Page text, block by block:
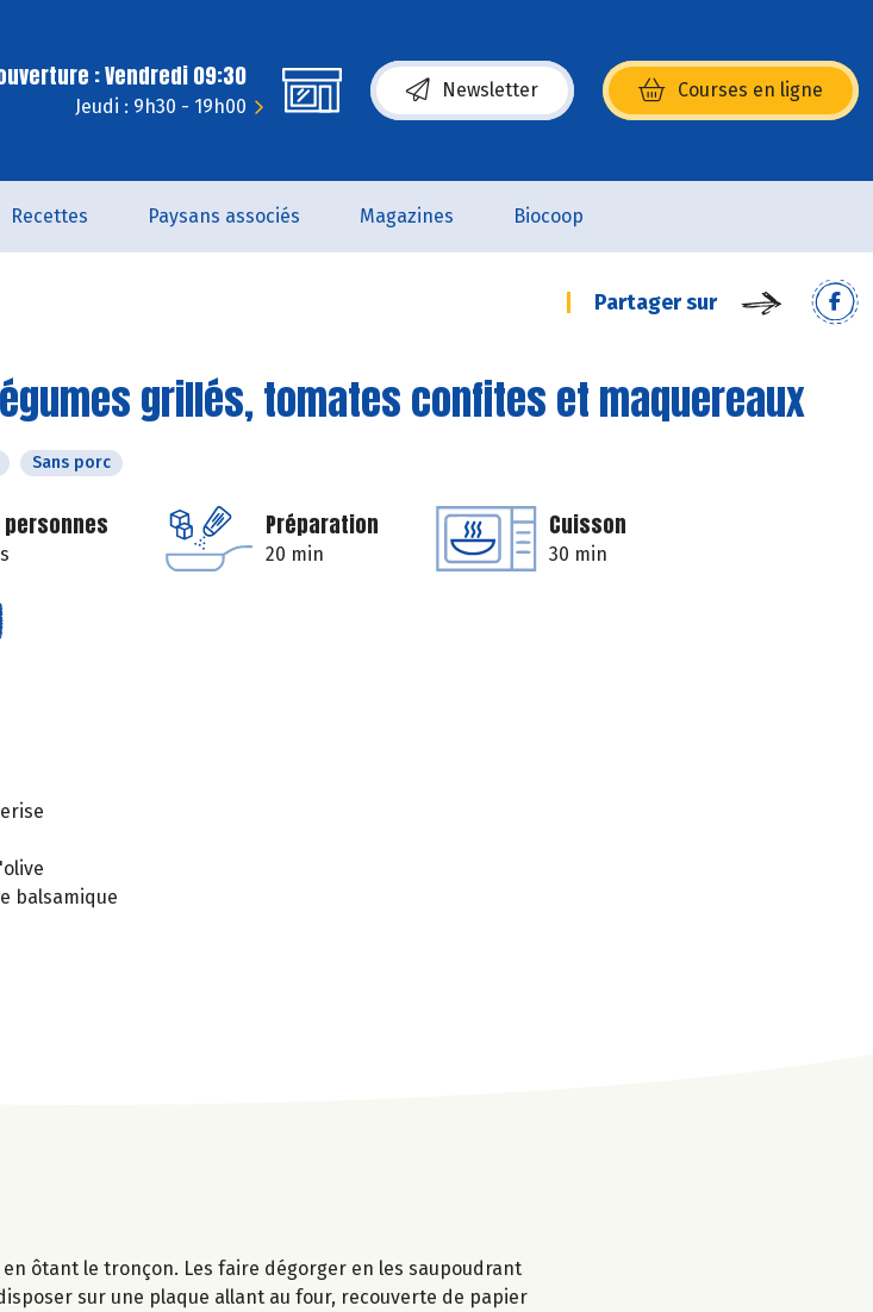
: Vendredi 09:30
Jeudi : 9h30 - 19h00
Newsletter Courses en ligne
(s’ouvre dans une nouvelle fenêtre)
Recettes Paysans associés Magazines Biocoop
Partager sur
grillés, tomates confites et maquereaux
Sans porc
personnes Préparation
20 min
Cuisson
30 min
balsamique
ôtant le tronçon. Les faire dégorger en les saupoudrant
sur une plaque allant au four, recouverte de papier